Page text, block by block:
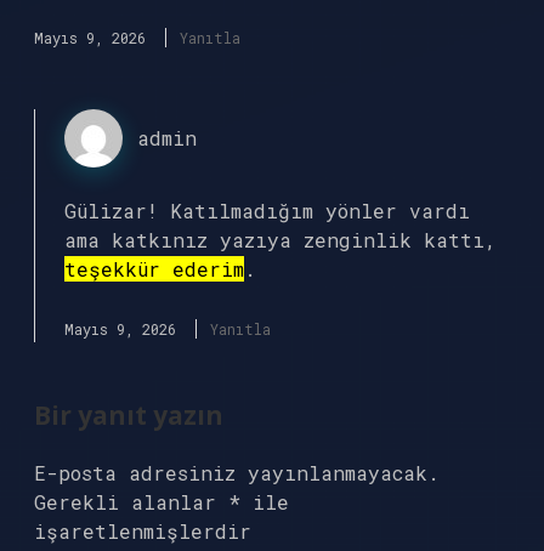
Mayıs 9, 2026 Yanıtla
admin
Gülizar! Katılmadığım yönler vardı
ama katkınız yazıya zenginlik kattı,
teşekkür ederim.
Mayıs 9, 2026 Yanıtla
Bir yanıt yazın
E-posta adresiniz yayınlanmayacak.
Gerekli alanlar * ile
işaretlenmişlerdir